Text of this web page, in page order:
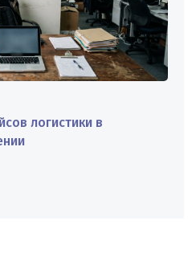
логистики в